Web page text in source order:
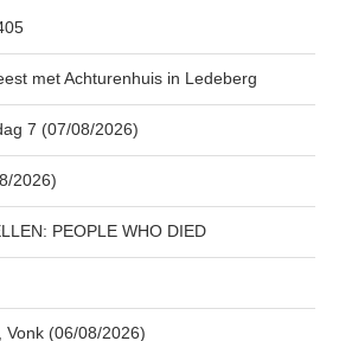
met Achturenhuis in Ledeberg
7 (07/08/2026)
2026)
PEOPLE WHO DIED
Vonk (06/08/2026)